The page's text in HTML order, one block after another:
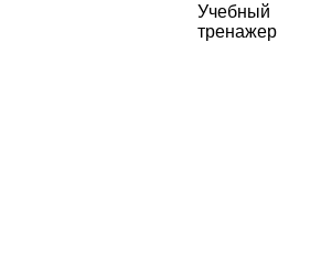
Учебный
тренажер